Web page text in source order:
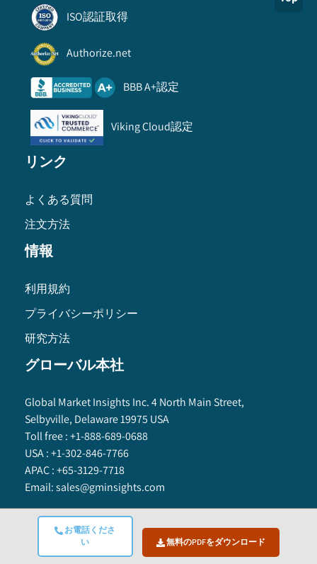
お電話くださ
い
無料のPDFをダウンロード
ISO認証取得
Authorize.net
BBB A+認定
Viking Cloud認定
リンク
よくある質問
注文方法
情報
利用規約
プライバシーポリシー
研究方法
グローバル本社
Global Market Insights Inc. 4 North Main Street,
Selbyville, Delaware 19975 USA
Toll free :+1-888-689-0688
USA :+1-302-846-7766
APAC :+65-3129-7718
Email:sales@gminsights.com
Global Market Insights Inc.©2025All Rights Reserved.